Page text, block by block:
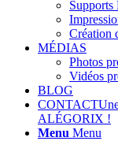
Supports
Création
MÉDIAS
Photos
Vidéos
BLOG
CONTACT
ALÉGORIX !
Menu Menu